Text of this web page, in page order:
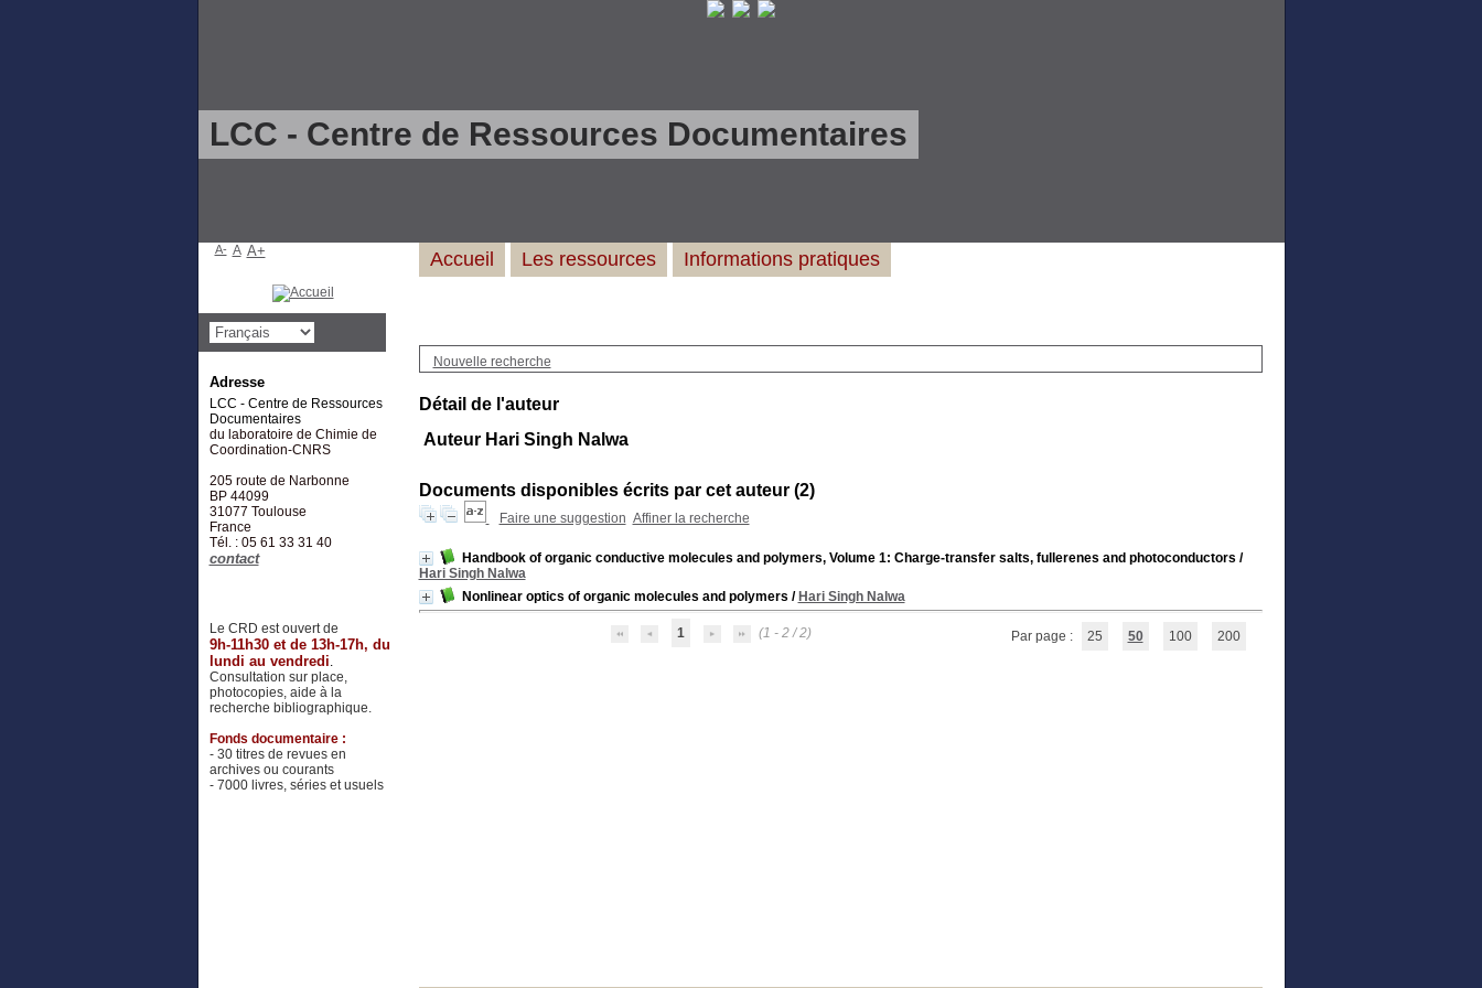
LCC - Centre de Ressources Documentaires
Nouvelle recherche
Détail de l'auteur
Auteur Hari Singh Nalwa
Documents disponibles écrits par cet auteur (2)
Faire une suggestion Affiner la recherche
Handbook of organic conductive molecules and polymers, Volume 1: Charge-transfer salts, fullerenes and photoconductors /
Hari Singh Nalwa
Nonlinear optics of organic molecules and polymers / Hari Singh Nalwa
1 (1 - 2 / 2) Par page : 25 50 100 200
Accueil Les ressources Informations pratiques
A- A A+
Adresse
LCC - Centre de Ressources
Documentaires
du laboratoire de Chimie de
Coordination-CNRS
205 route de Narbonne
BP 44099
31077 Toulouse
France
Tél. : 05 61 33 31 40
contact
Le CRD est ouvert de
9h-11h30 et de 13h-17h, du
lundi au vendredi.
Consultation sur place,
photocopies, aide à la
recherche bibliographique.
Fonds documentaire :
- 30 titres de revues en
archives ou courants
- 7000 livres, séries et usuels